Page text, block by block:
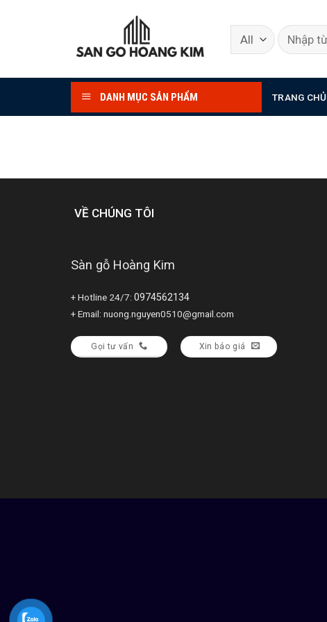
DANH MỤC SẢN PHẨM TRANG CHỦ
VỀ CHÚNG TÔI
Sàn gỗ Hoàng Kim
+ Hotline 24/7: 0974562134
+ Email: nuong.nguyen0510@gmail.com
Gọi tư vấn Xin báo giá